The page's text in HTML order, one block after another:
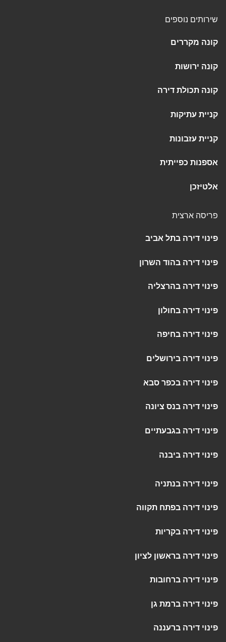
שירותים נוספים
קונה מקררים
קונה ירושות
קונה תכולת דירה
קניית עתיקות
קניית עזבונות
אספנות כפייתית
אלטיזכן
פריסה ארצית
פינוי דירה בתל אביב
פינוי דירה בהוד השרון
פינוי דירה בהרצליה
פינוי דירה בחולון
פינוי דירה בחיפה
פינוי דירה בירושלים
פינוי דירה בכפר סבא
פינוי דירה בנס ציונה
פינוי דירה בגבעתיים
פינוי דירה ביבנה
פינוי דירה בנתניה
פינוי דירה בפתח תקווה
פינוי דירה בקריות
פינוי דירה בראשון לציון
פינוי דירה ברחובות
פינוי דירה ברמת גן
פינוי דירה ברעננה